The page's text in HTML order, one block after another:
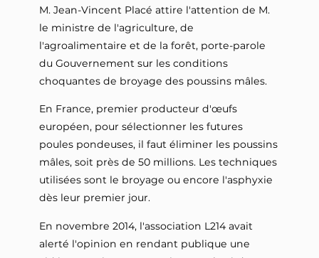
M. Jean-Vincent Placé attire l'attention de M.
le ministre de l'agriculture, de
l'agroalimentaire et de la forêt, porte-parole
du Gouvernement sur les conditions
choquantes de broyage des poussins mâles.
En France, premier producteur d'œufs
européen, pour sélectionner les futures
poules pondeuses, il faut éliminer les poussins
mâles, soit près de 50 millions. Les techniques
utilisées sont le broyage ou encore l'asphyxie
dès leur premier jour.
En novembre 2014, l'association L214 avait
alerté l'opinion en rendant publique une